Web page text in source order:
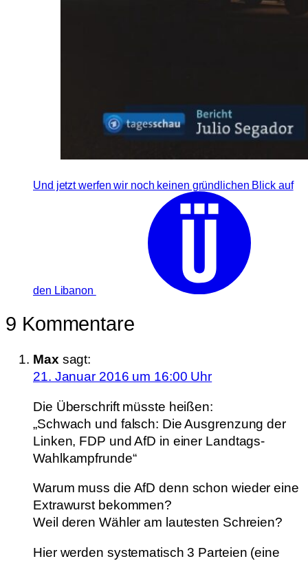
Und jetzt werfen wir noch keinen gründlichen Blick auf
den Libanon
9 Kommentare
Max sagt:
21. Januar 2016 um 16:00 Uhr
Die Überschrift müsste heißen:
„Schwach und falsch: Die Ausgrenzung der
Linken, FDP und AfD in einer Landtags-
Wahlkampfrunde“
Warum muss die AfD denn schon wieder eine
Extrawurst bekommen?
Weil deren Wähler am lautesten Schreien?
Hier werden systematisch 3 Parteien (eine